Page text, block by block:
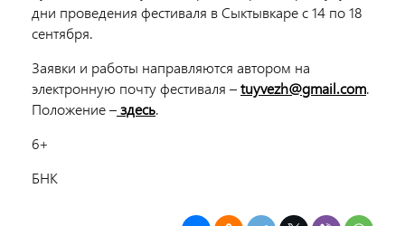
дни проведения фестиваля в Сыктывкаре с 14 по 18
сентября.
Заявки и работы направляются автором на
электронную почту фестиваля –tuyvezh@gmail.com.
Положение –здесь.
6+
БНК